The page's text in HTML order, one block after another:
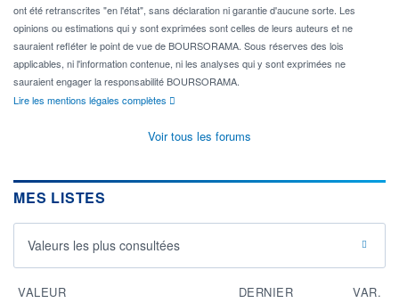
ont été retranscrites "en l'état", sans déclaration ni garantie d'aucune sorte. Les
opinions ou estimations qui y sont exprimées sont celles de leurs auteurs et ne
sauraient refléter le point de vue de BOURSORAMA. Sous réserves des lois
applicables, ni l'information contenue, ni les analyses qui y sont exprimées ne
sauraient engager la responsabilité BOURSORAMA.
Lire les mentions légales complètes
Voir tous les forums
MES LISTES
Valeurs les plus consultées
VALEUR DERNIER VAR.